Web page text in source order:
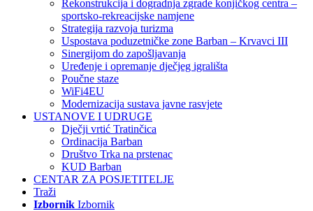
Rekonstrukcija i dogradnja zgrade konjičkog centra –
sportsko-rekreacijske namjene
Strategija razvoja turizma
Uspostava poduzetničke zone Barban – Krvavci III
Sinergijom do zapošljavanja
Uređenje i opremanje dječjeg igrališta
Poučne staze
WiFi4EU
Modernizacija sustava javne rasvjete
USTANOVE I UDRUGE
Dječji vrtić Tratinčica
Ordinacija Barban
Društvo Trka na prstenac
KUD Barban
CENTAR ZA POSJETITELJE
Traži
Izbornik Izbornik